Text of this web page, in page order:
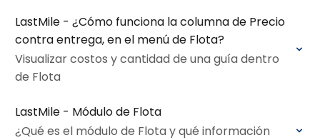
LastMile - ¿Cómo funciona la columna de Precio
contra entrega, en el menú de Flota?
Visualizar costos y cantidad de una guía dentro
de Flota
LastMile - Módulo de Flota
¿Qué es el módulo de Flota y qué información